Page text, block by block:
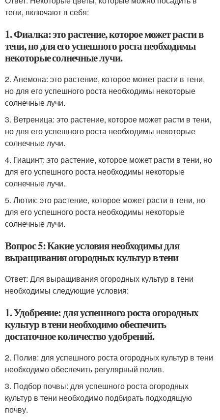
тени, включают в себя:
1. Фиалка: это растение, которое может расти в
тени, но для его успешного роста необходимы
некоторые солнечные лучи.
2. Анемона: это растение, которое может расти в тени,
но для его успешного роста необходимы некоторые
солнечные лучи.
3. Ветреница: это растение, которое может расти в тени,
но для его успешного роста необходимы некоторые
солнечные лучи.
4. Гиацинт: это растение, которое может расти в тени, но
для его успешного роста необходимы некоторые
солнечные лучи.
5. Лютик: это растение, которое может расти в тени, но
для его успешного роста необходимы некоторые
солнечные лучи.
Вопрос 5: Какие условия необходимы для
выращивания огородных культур в тени
Ответ: Для выращивания огородных культур в тени
необходимы следующие условия:
1. Удобрение: для успешного роста огородных
культур в тени необходимо обеспечить
достаточное количество удобрений.
2. Полив: для успешного роста огородных культур в тени
необходимо обеспечить регулярный полив.
3. Подбор почвы: для успешного роста огородных
культур в тени необходимо подбирать подходящую
почву.